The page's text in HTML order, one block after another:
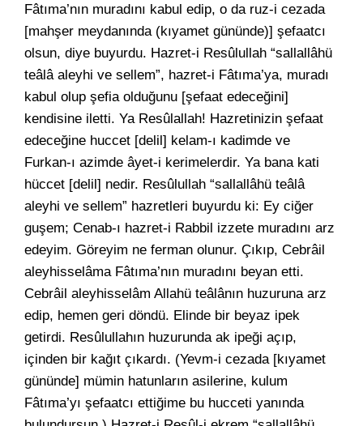
Fâtıma’nın muradını kabul edip, o da ruz-i cezada
[mahşer meydanında (kıyamet gününde)] şefaatcı
olsun, diye buyurdu. Hazret-i Resûlullah “sallallâhü
teâlâ aleyhi ve sellem”, hazret-i Fâtıma’ya, muradı
kabul olup şefia olduğunu [şefaat edeceğini]
kendisine iletti. Ya Resûlallah! Hazretinizin şefaat
edeceğine huccet [delil] kelam-ı kadimde ve
Furkan-ı azimde âyet-i kerimelerdir. Ya bana kati
hüccet [delil] nedir. Resûlullah “sallallâhü teâlâ
aleyhi ve sellem” hazretleri buyurdu ki: Ey ciğer
guşem; Cenab-ı hazret-i Rabbil izzete muradını arz
edeyim. Göreyim ne ferman olunur. Çıkıp, Cebrâil
aleyhisselâma Fâtıma’nın muradını beyan etti.
Cebrâil aleyhisselâm Allahü teâlânın huzuruna arz
edip, hemen geri döndü. Elinde bir beyaz ipek
getirdi. Resûlullahın huzurunda ak ipeği açıp,
içinden bir kağıt çıkardı. (Yevm-i cezada [kıyamet
gününde] mümin hatunların asilerine, kulum
Fâtıma’yı şefaatcı ettiğime bu hucceti yanında